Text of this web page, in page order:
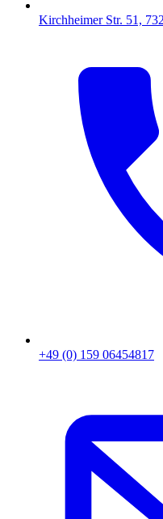
Kirchheimer Str. 51,
+49 (0) 159 06454817